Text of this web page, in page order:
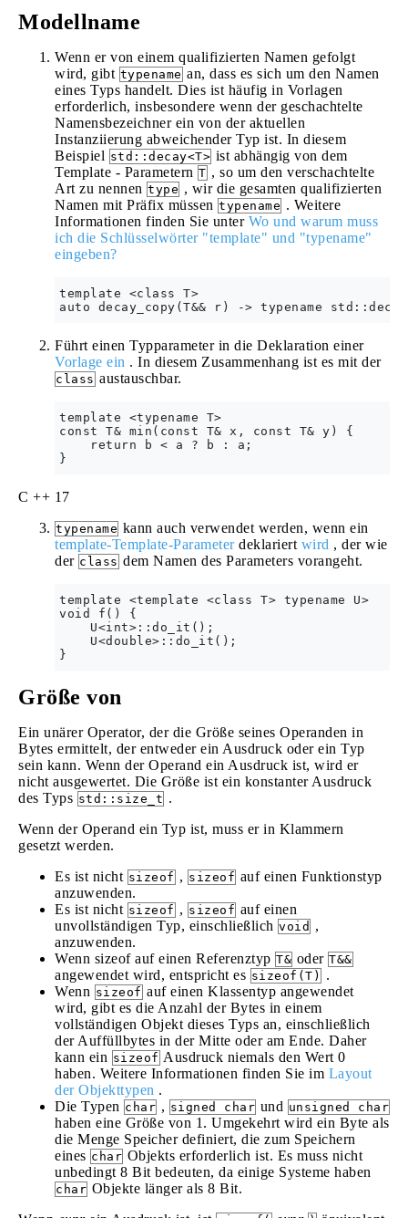
Modellname
Wenn er von einem qualifizierten Namen gefolgt
wird, gibt typename an, dass es sich um den Namen
eines Typs handelt. Dies ist häufig in Vorlagen
erforderlich, insbesondere wenn der geschachtelte
Namensbezeichner ein von der aktuellen
Instanziierung abweichender Typ ist. In diesem
Beispiel std::decay<T> ist abhängig von dem
Template - Parametern T , so um den verschachtelte
Art zu nennen type , wir die gesamten qualifizierten
Namen mit Präfix müssen typename . Weitere
Informationen finden Sie unter Wo und warum muss
ich die Schlüsselwörter "template" und "typename"
eingeben?
template <class T>
Führt einen Typparameter in die Deklaration einer
Vorlage ein . In diesem Zusammenhang ist es mit der
class austauschbar.
template <typename T>
const T& min(const T& x, const T& y) {
    return b < a ? b : a;
C ++ 17
typename kann auch verwendet werden, wenn ein
template-Template-Parameterdeklariert wird , der wie
der class dem Namen des Parameters vorangeht.
template <template <class T> typename U>
void f() {
    U<int>::do_it();
    U<double>::do_it();
Größe von
Ein unärer Operator, der die Größe seines Operanden in
Bytes ermittelt, der entweder ein Ausdruck oder ein Typ
sein kann. Wenn der Operand ein Ausdruck ist, wird er
nicht ausgewertet. Die Größe ist ein konstanter Ausdruck
des Typs std::size_t .
Wenn der Operand ein Typ ist, muss er in Klammern
gesetzt werden.
Es ist nicht sizeof , sizeof auf einen Funktionstyp
anzuwenden.
Es ist nicht sizeof , sizeof auf einen
unvollständigen Typ, einschließlich void ,
anzuwenden.
Wenn sizeof auf einen Referenztyp T& oder T&&
angewendet wird, entspricht es sizeof(T)
.
Wenn sizeof auf einen Klassentyp angewendet
wird, gibt es die Anzahl der Bytes in einem
vollständigen Objekt dieses Typs an, einschließlich
der Auffüllbytes in der Mitte oder am Ende. Daher
kann ein sizeof Ausdruck niemals den Wert 0
haben. Weitere Informationen finden Sie im Layout
der Objekttypen .
Die Typen char , signed char und unsigned char
haben eine Größe von 1. Umgekehrt wird ein Byte als
die Menge Speicher definiert, die zum Speichern
eines char Objekts erforderlich ist. Es muss nicht
unbedingt 8 Bit bedeuten, da einige Systeme haben
char Objekte länger als 8 Bit.